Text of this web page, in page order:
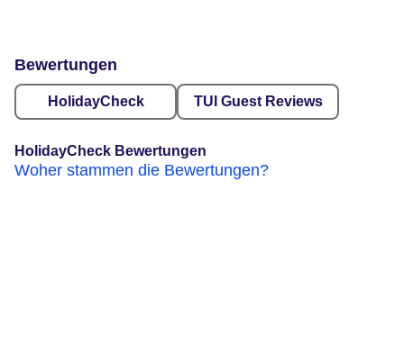
Bewertungen
HolidayCheck TUI Guest Reviews
HolidayCheck Bewertungen
Woher stammen die Bewertungen?